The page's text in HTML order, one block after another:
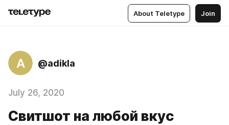
About Teletype Join
A @adikla
July 26, 2020
Свитшот на любой вкус